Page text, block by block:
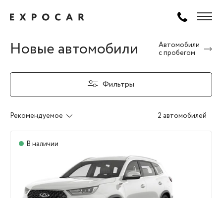
Новые автомобили
Автомобили
с пробегом
Фильтры
Рекомендуемое 2 автомобилей
В наличии